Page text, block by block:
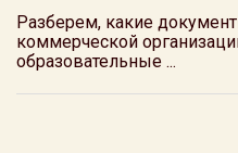
Разберем, какие
коммерческой
образовательные ...